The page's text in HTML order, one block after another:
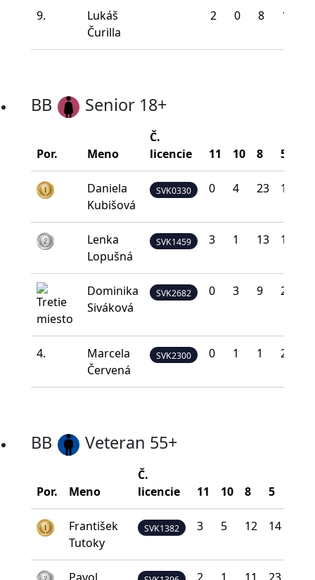
9.
Lukáš
Čurilla
2 0 8 19
BB Senior 18+
Por. Meno
Č.
licencie
11 10 8 5
Daniela
Kubišová
SVK0330 0 4 23 11
Lenka
Lopušná
SVK1459 3 1 13 16
Dominika
Siváková
SVK2682 0 3 9 20
4.
Marcela
Červená
SVK2300 0 1 1 20
BB Veteran 55+
Por. Meno
Č.
licencie
11 10 8 5
František
Tutoky
SVK1382 3 5 12 14